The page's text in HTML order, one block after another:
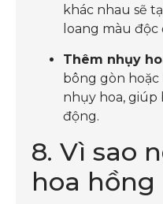
khác nhau sẽ
loang màu độc
Thêm nhụy
bông gòn
nhụy hoa, giúp
động.
8. Vì sao
hoa hồng